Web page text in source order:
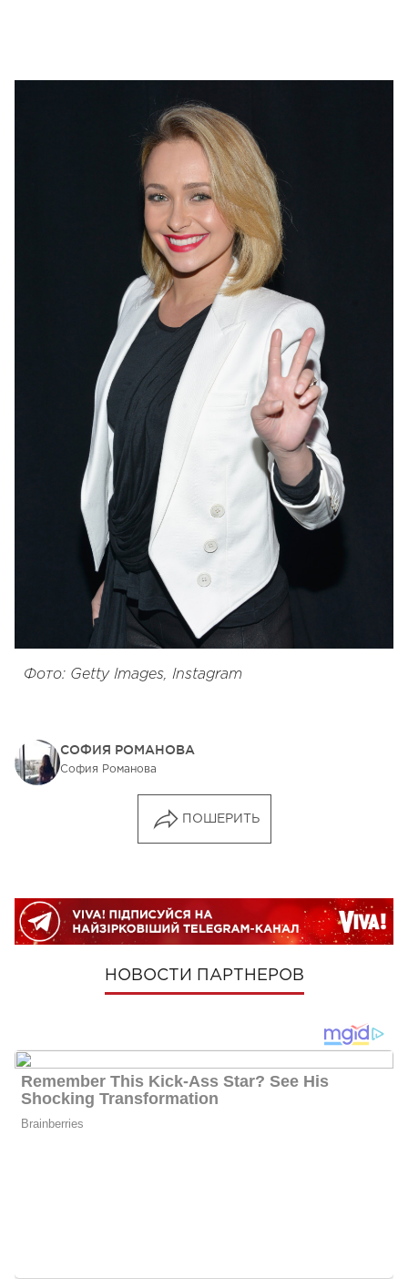
Фото: Getty Images, Instagram
СОФИЯ РОМАНОВА
София Романова
ПОШЕРИТЬ
НОВОСТИ ПАРТНЕРОВ